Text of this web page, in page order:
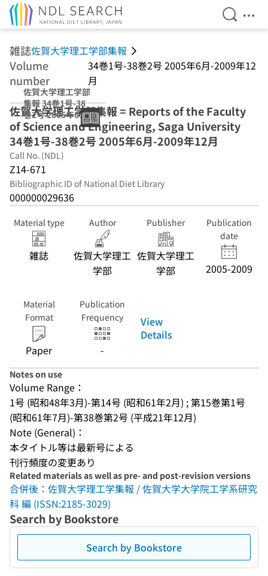
Open
雑誌佐賀大学理工学部集報
Volume
number
34巻1号-38巻2号 2005年6月-2009年12
月
佐賀大学理工学部
集報 34巻1号-38
巻2号 2005年6
月-2009年12月
佐賀大学理工学部集報 = Reports of the Faculty
of Science and Engineering, Saga University
34巻1号-38巻2号 2005年6月-2009年12月
Call No. (NDL)
Z14-671
Bibliographic ID of National Diet Library
000000029636
Material type
雑誌
Author
佐賀大学理工
学部
Publisher
佐賀大学理工
学部
Publication
date
2005-2009
Material
Format
Paper
Publication
Frequency
-
View
Details
Notes on use
Volume Range：
1号 (昭和48年3月)-第14号 (昭和61年2月) ; 第15巻第1号
(昭和61年7月)-第38巻第2号 (平成21年12月)
Note (General)：
本タイトル等は最新号による
刊行頻度の変更あり
Related materials as well as pre- and post-revision versions
合併後：佐賀大学理工学集報 / 佐賀大学大学院工学系研究
科 編 (ISSN:2185-3029)
Search by Bookstore
Search by Bookstore